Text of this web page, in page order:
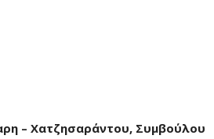
– Χατζησαράντου, Συμβούλου